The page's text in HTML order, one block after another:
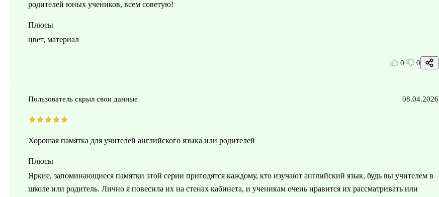
родителей юных учеников, всем советую!
Плюсы
цвет, материал
0 0
Пользователь скрыл свои данные 08.04.2026
Хорошая памятка для учителей английского языка или родителей
Плюсы
Яркие, запоминающиеся памятки этой серии пригодятся каждому, кто изучают английский язык, будь вы учителем в
школе или родитель. Лично я повесила их на стенах кабинета, и ученикам очень нравится их рассматривать или